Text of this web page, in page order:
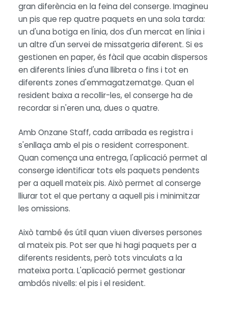
gran diferència en la feina del conserge. Imagineu
un pis que rep quatre paquets en una sola tarda:
un d'una botiga en línia, dos d'un mercat en línia i
un altre d'un servei de missatgeria diferent. Si es
gestionen en paper, és fàcil que acabin dispersos
en diferents línies d'una llibreta o fins i tot en
diferents zones d'emmagatzematge. Quan el
resident baixa a recollir-les, el conserge ha de
recordar si n'eren una, dues o quatre.
Amb Onzane Staff, cada arribada es registra i
s'enllaça amb el pis o resident corresponent.
Quan comença una entrega, l'aplicació permet al
conserge identificar tots els paquets pendents
per a aquell mateix pis. Això permet al conserge
lliurar tot el que pertany a aquell pis i minimitzar
les omissions.
Això també és útil quan viuen diverses persones
al mateix pis. Pot ser que hi hagi paquets per a
diferents residents, però tots vinculats a la
mateixa porta. L'aplicació permet gestionar
ambdós nivells: el pis i el resident.